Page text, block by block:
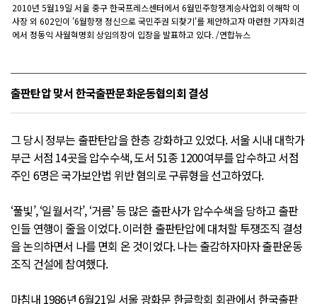
2010년 5월19일 서울 중구 한국프레스센터에서 6월민주항쟁계승사업회 이해학 이
사장 외 602인이 '6월항쟁 정신으로 국민주권 되찾기'를 제안하고자 마련한 기자회견
에서 정동익 사월혁명회 상임의장이 입장을 발표하고 있다. /연합뉴스
출판탄압 맞서 한국출판문화운동협의회 결성
그 당시 정부는 출판탄압을 한층 강화하고 있었다. 서울 시내 대학가
부근 서점 14곳을 압수수색, 도서 51종 1200여부를 압수하고 서점
주인 6명은 국가보안법 위반 혐의로 구류형을 선고하였다.
‘풀빛’, ‘일월서각’, ‘거름’ 등 많은 출판사가 압수수색을 당하고 출판
인들 연행이 줄을 이었다. 이러한 출판탄압에 대처할 투쟁조직 결성
을 논의하면서 나를 면회 온 것이었다. 나는 출감하자마자 출판운동
조직 건설에 참여했다.
마침내 1986년 6월21일 서울 광화문 한글학회 회관에서 한국출판